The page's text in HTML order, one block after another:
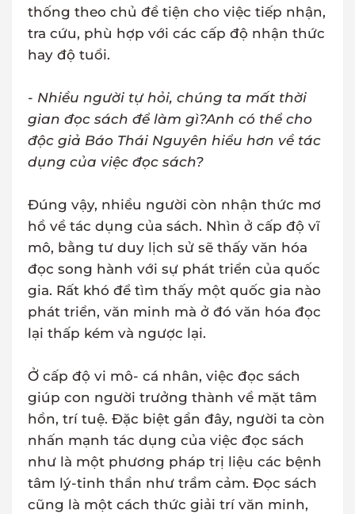
thống theo chủ đề tiện cho việc tiếp nhận,
tra cứu, phù hợp với các cấp độ nhận thức
hay độ tuổi.
- Nhiều người tự hỏi, chúng ta mất thời
gian đọc sách để làm gì?Anh có thể cho
độc giả Báo Thái Nguyên hiểu hơn về tác
dụng của việc đọc sách?
Đúng vậy, nhiều người còn nhận thức mơ
hồ về tác dụng của sách. Nhìn ở cấp độ vĩ
mô, bằng tư duy lịch sử sẽ thấy văn hóa
đọc song hành với sự phát triển của quốc
gia. Rất khó để tìm thấy một quốc gia nào
phát triển, văn minh mà ở đó văn hóa đọc
lại thấp kém và ngược lại.
Ở cấp độ vi mô- cá nhân, việc đọc sách
giúp con người trưởng thành về mặt tâm
hồn, trí tuệ. Đặc biệt gần đây, người ta còn
nhấn mạnh tác dụng của việc đọc sách
như là một phương pháp trị liệu các bệnh
tâm lý-tinh thần như trầm cảm. Đọc sách
cũng là một cách thức giải trí văn minh,